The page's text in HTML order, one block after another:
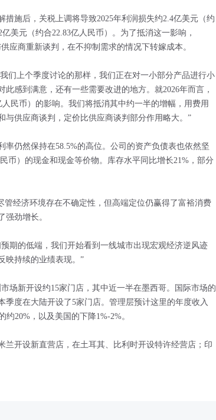
措施后，关税上调将导致2025年利润损失约2.4亿美元（约
美元（约合22.83亿人民币）。为了抵消这一影响，
应商重新谈判，在不抑制需求的情况下转嫁成本。
们上个季度讨论的那样，我们正在对一小部分产品进行小
感到满意，还有一些需要改进的地方。就2026年而言，
民币）的影响。我们将抵消其中约一半的增幅，用费用
与供应商谈判，定价比供应商谈判部分作用略大。”
率仍然保持在58.5%的高位。公司的资产负债表也依然坚
币）的现金和现金等价物。库存水平同比增长21%，部分
管经济环境存在不确定性，但高端定位仍赢得了富裕消费
强劲增长。
期的低端，我们开始看到一线城市出现宏观经济逆风迹
映持续的业绩表现。”
场新开设约15家门店，其中近一半在墨西哥。国际市场的
季度在大陆开设了5家门店。管理层预计这里的年度收入
20%，以及美国的下降1%-2%。
兰开设新直营店，在土耳其、比利时开设特许经营店；印